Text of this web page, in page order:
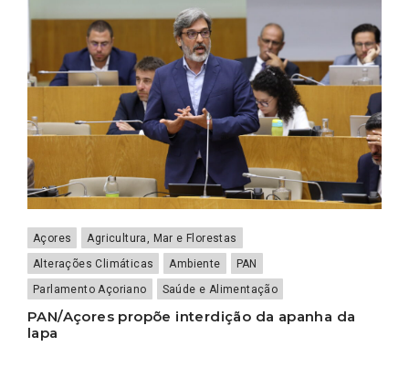
Açores
Agricultura, Mar e Florestas
Alterações Climáticas
Ambiente
PAN
Parlamento Açoriano
Saúde e Alimentação
PAN/Açores propõe interdição da apanha da
lapa